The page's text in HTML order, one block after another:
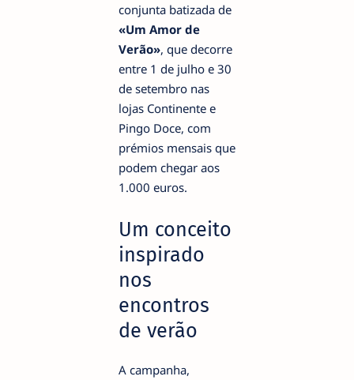
conjunta batizada de
«Um Amor de
Verão», que decorre
entre 1 de julho e 30
de setembro nas
lojas Continente e
Pingo Doce, com
prémios mensais que
podem chegar aos
1.000 euros.
Um conceito
inspirado
nos
encontros
de verão
A campanha,